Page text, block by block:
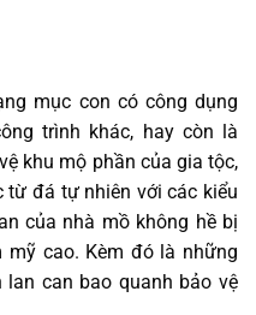
mục con có công dụng
trình khác, hay còn là
khu mộ phần của gia tộc,
từ đá tự nhiên với các kiểu
của nhà mồ không hề bị
cao. Kèm đó là những
can bao quanh bảo vệ